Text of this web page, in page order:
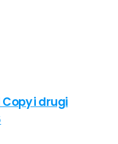
Copy i drugi